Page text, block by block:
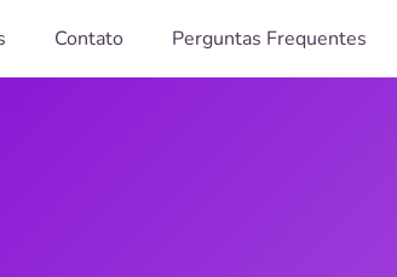
Contato Perguntas Frequentes